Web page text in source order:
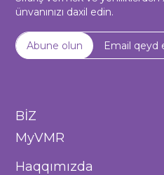
ünvanınızı daxil edin.
Abune olun
BİZ
MyVMR
Haqqımızda